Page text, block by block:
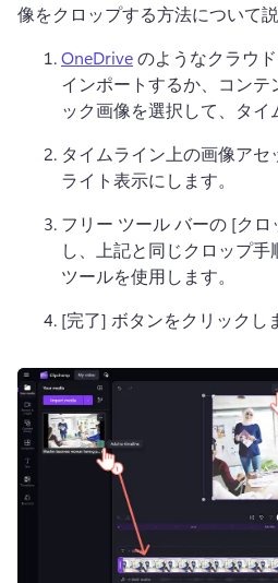
像をクロップする方法について
OneDrive のようなクラウ
インポートするか、コンテ
ック画像を選択して、タイ
タイムライン上の画像アセ
ライト表示にします。
フリー ツール バーの [ク
し、上記と同じクロップ
ツールを使用します。
[完了] ボタンをクリックし